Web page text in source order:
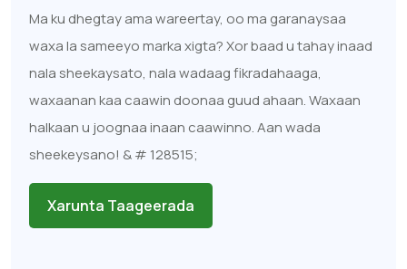
Ma ku dhegtay ama wareertay, oo ma garanaysaa
waxa la sameeyo marka xigta? Xor baad u tahay inaad
nala sheekaysato, nala wadaag fikradahaaga,
waxaanan kaa caawin doonaa guud ahaan. Waxaan
halkaan u joognaa inaan caawinno. Aan wada
sheekeysano! & # 128515;
Xarunta Taageerada